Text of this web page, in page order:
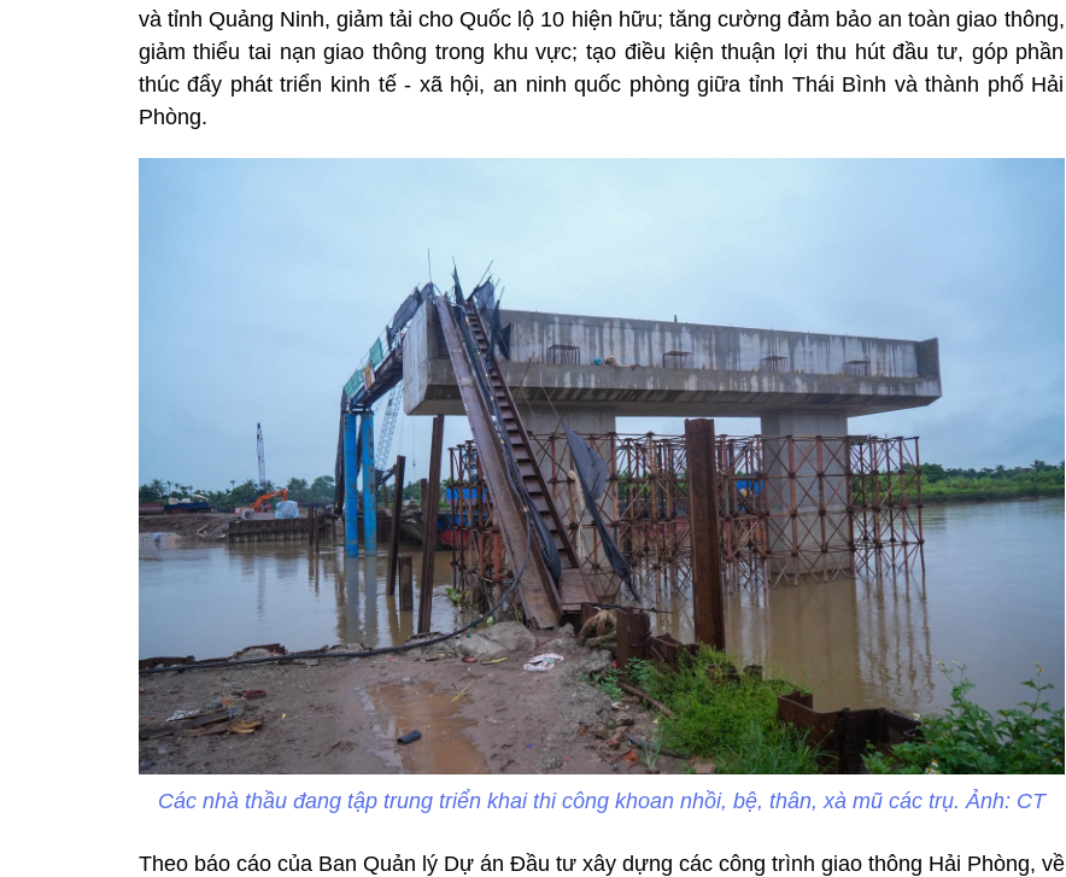
và tỉnh Quảng Ninh, giảm tải cho Quốc lộ 10 hiện hữu; tăng cường đảm bảo an toàn giao thông,
giảm thiểu tai nạn giao thông trong khu vực; tạo điều kiện thuận lợi thu hút đầu tư, góp phần
thúc đẩy phát triển kinh tế - xã hội, an ninh quốc phòng giữa tỉnh Thái Bình và thành phố Hải
Phòng.
Các nhà thầu đang tập trung triển khai thi công khoan nhồi, bệ, thân, xà mũ các trụ. Ảnh: CT
Theo báo cáo của Ban Quản lý Dự án Đầu tư xây dựng các công trình giao thông Hải Phòng, về